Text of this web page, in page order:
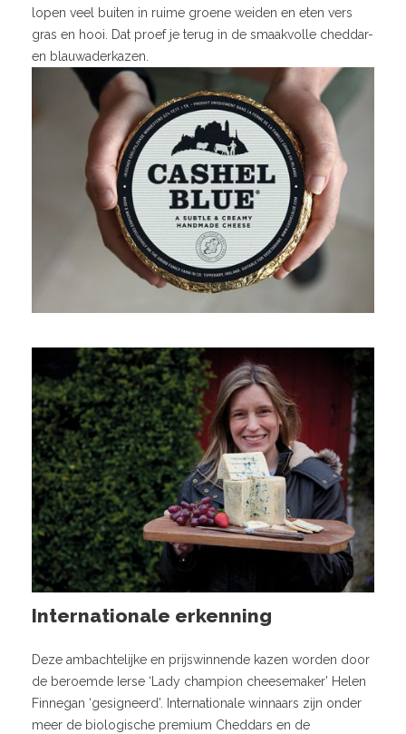
lopen veel buiten in ruime groene weiden en eten vers
gras en hooi. Dat proef je terug in de smaakvolle cheddar-
en blauwaderkazen.
Internationale erkenning
Deze ambachtelijke en prijswinnende kazen worden door
de beroemde Ierse ‘Lady champion cheesemaker’ Helen
Finnegan ‘gesigneerd’. Internationale winnaars zijn onder
meer de biologische premium Cheddars en de